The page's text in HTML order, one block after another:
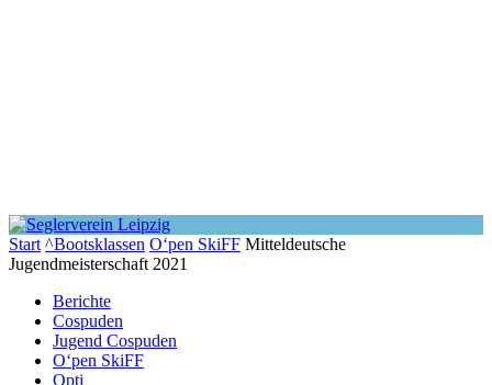
Start ^Bootsklassen O‘pen SkiFF Mitteldeutsche
Jugendmeisterschaft 2021
Berichte
Cospuden
Jugend Cospuden
O‘pen SkiFF
Opti